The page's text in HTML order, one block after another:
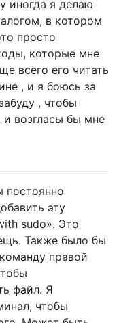
иногда я делаю
в котором
просто
которые мне
всего его читать
, и я боюсь за
, чтобы
и возгласы бы мне
эту
sudo». Это
Также было бы
правой
файл. Я
чтобы